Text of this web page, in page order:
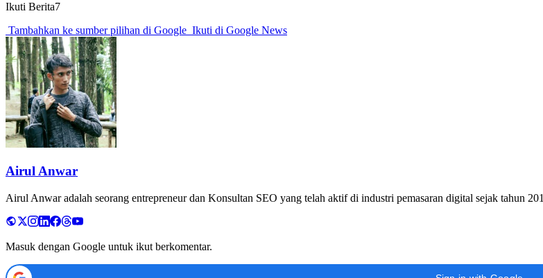
Ikuti Berita7
Tambahkan ke sumber pilihan di Google Ikuti di Google News
Airul Anwar
Airul Anwar adalah seorang entrepreneur dan Konsultan SEO yang telah aktif di industri pemasaran digital sejak tahun
Masuk dengan Google untuk ikut berkomentar.